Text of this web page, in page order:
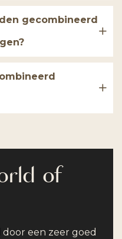
gecombineerd
of
een zeer goed